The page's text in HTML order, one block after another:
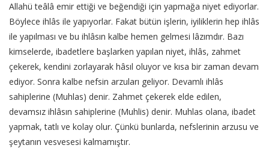
Allahü teâlâ emir ettiği ve beğendiği için yapmağa niyet ediyorlar.
Böylece ihlâs ile yapıyorlar. Fakat bütün işlerin, iyiliklerin hep ihlâs
ile yapılması ve bu ihlâsın kalbe hemen gelmesi lâzımdır. Bazı
kimselerde, ibadetlere başlarken yapılan niyet, ihlâs, zahmet
çekerek, kendini zorlayarak hâsıl oluyor ve kısa bir zaman devam
ediyor. Sonra kalbe nefsin arzuları geliyor. Devamlı ihlâs
sahiplerine (Muhlas) denir. Zahmet çekerek elde edilen,
devamsız ihlâsın sahiplerine (Muhlis) denir. Muhlas olana, ibadet
yapmak, tatlı ve kolay olur. Çünkü bunlarda, nefslerinin arzusu ve
şeytanın vesvesesi kalmamıştır.